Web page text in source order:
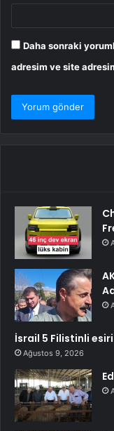
Daha sonraki
adresim ve site
İsrail 5 Filistinli
Ağustos 9, 2026